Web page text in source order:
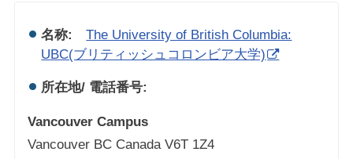
名称:The University of British Columbia:
UBC(ブリティッシュコロンビア大学)
所在地/ 電話番号:
Vancouver Campus
Vancouver BC Canada V6T 1Z4